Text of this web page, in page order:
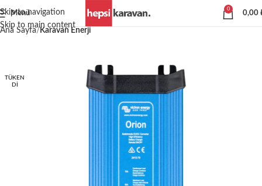
Skip to navigation
Skip to main content
Menü
0
0,00
Ana Sayfa Karavan Enerji
TÜKEN
DI